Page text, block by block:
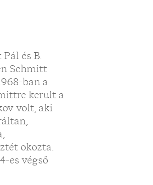
és B.
Schmitt
ban a
került a
volt, aki
okozta.
es végső